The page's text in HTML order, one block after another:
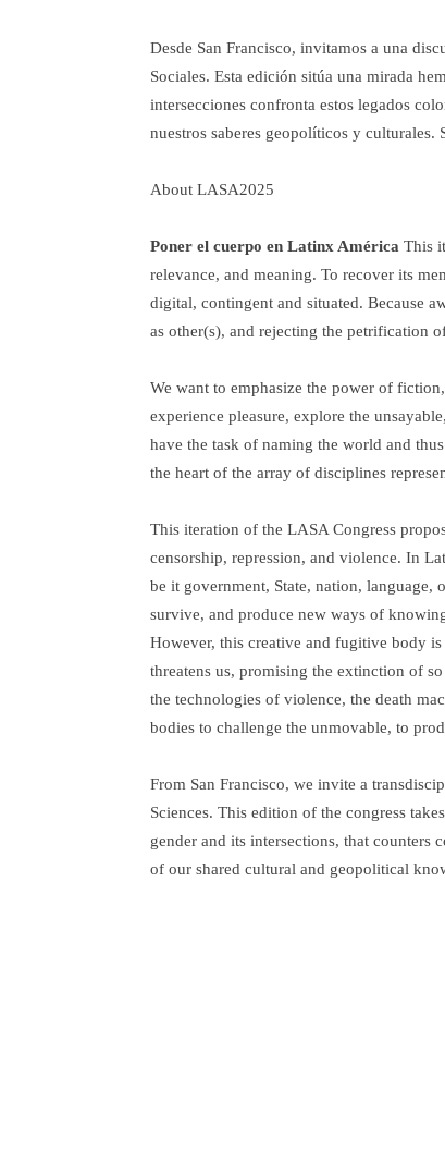
Desde San Francisco, invitamos a una
Sociales. Esta edición sitúa una mirada
intersecciones confronta estos legados
nuestros saberes geopolíticos y culturales.
About LASA2025
Poner el cuerpo en Latinx América This
relevance, and meaning. To recover its
digital, contingent and situated. Because
as other(s), and rejecting the petrification
We want to emphasize the power of
experience pleasure, explore the
have the task of naming the world and
the heart of the array of disciplines
This iteration of the LASA Congress
censorship, repression, and violence. In
be it government, State, nation, language,
survive, and produce new ways of
However, this creative and fugitive body
threatens us, promising the extinction of
the technologies of violence, the death
bodies to challenge the unmovable, to
From San Francisco, we invite a
Sciences. This edition of the congress
gender and its intersections, that
of our shared cultural and geopolitical